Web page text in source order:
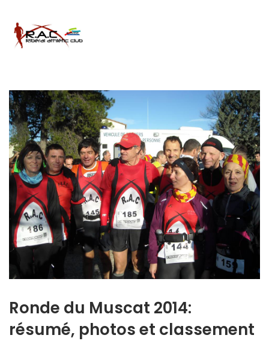
Ronde du Muscat 2014:
résumé, photos et classement